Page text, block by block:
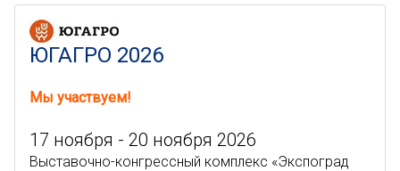
ЮГАГРО 2026
Мы участвуем!
17 ноября - 20 ноября 2026
Выставочно-конгрессный комплекс «Экспоград